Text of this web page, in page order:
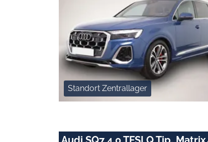
Standort Zentrallager